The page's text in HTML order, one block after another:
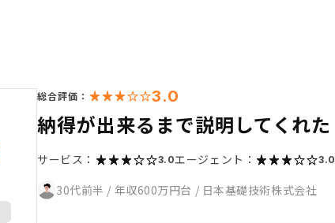
総合評価： 3.0
納得が出来るまで説明してくれた
サービス： 3.0エージェント： 3.0
30代前半 / 年収600万円台 / 日本基礎技術株式会社